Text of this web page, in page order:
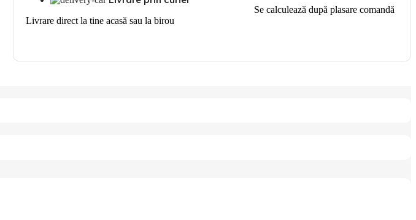
Livrare direct la tine acasă sau la birou
Se calculează după plasare comandă